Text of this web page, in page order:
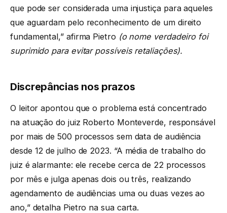
que pode ser considerada uma injustiça para aqueles
que aguardam pelo reconhecimento de um direito
fundamental,” afirma Pietro (o nome verdadeiro foi
suprimido para evitar possíveis retaliações).
Discrepâncias nos prazos
O leitor apontou que o problema está concentrado
na atuação do juiz Roberto Monteverde, responsável
por mais de 500 processos sem data de audiência
desde 12 de julho de 2023. “A média de trabalho do
juiz é alarmante: ele recebe cerca de 22 processos
por mês e julga apenas dois ou três, realizando
agendamento de audiências uma ou duas vezes ao
ano,” detalha Pietro na sua carta.